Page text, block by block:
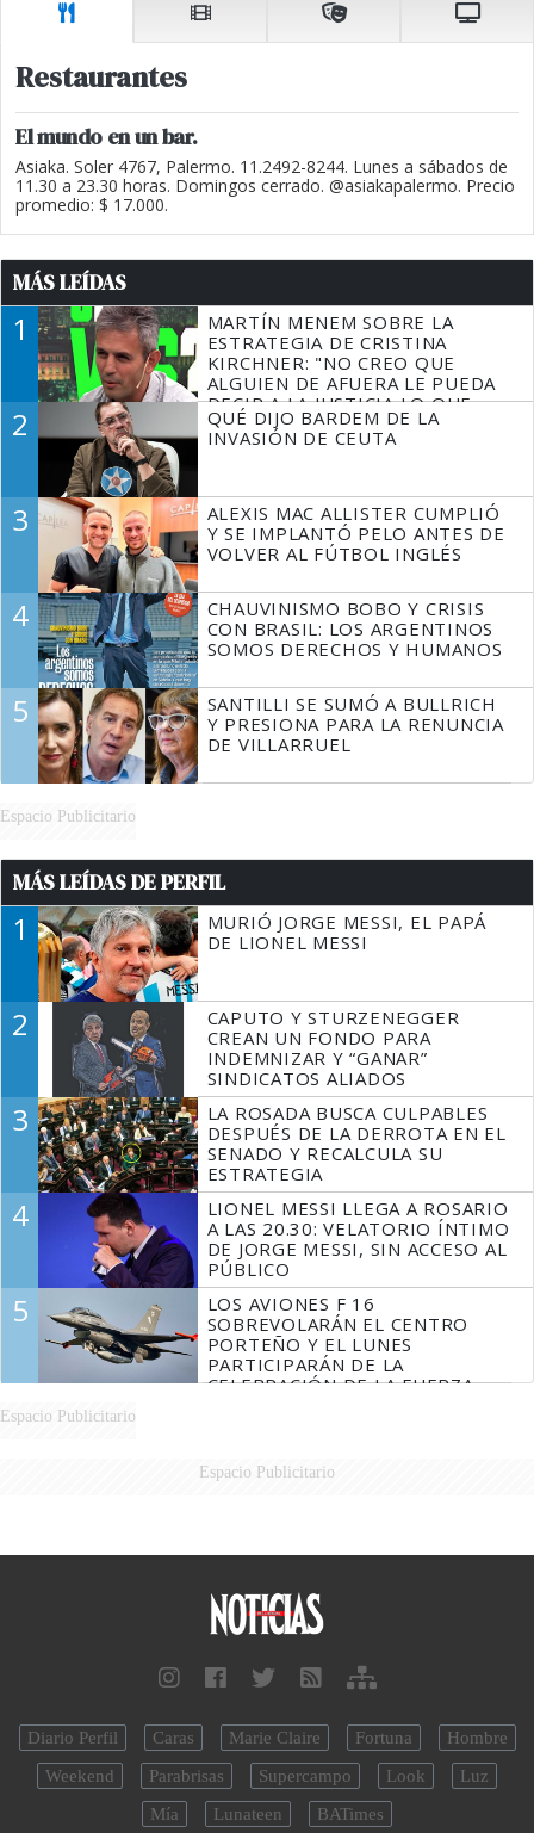
Restaurantes
El mundo en un bar.
Asiaka. Soler 4767, Palermo. 11.2492-8244. Lunes a sábados de
11.30 a 23.30 horas. Domingos cerrado. @asiakapalermo. Precio
promedio: $ 17.000.
MÁS LEÍDAS
1
MARTÍN MENEM SOBRE LA
ESTRATEGIA DE CRISTINA
KIRCHNER: "NO CREO QUE
ALGUIEN DE AFUERA LE PUEDA
DECIR A LA JUSTICIA LO QUE
TIENE QUE HACER"
2
QUÉ DIJO BARDEM DE LA
INVASIÓN DE CEUTA
3
ALEXIS MAC ALLISTER CUMPLIÓ
Y SE IMPLANTÓ PELO ANTES DE
VOLVER AL FÚTBOL INGLÉS
4
CHAUVINISMO BOBO Y CRISIS
CON BRASIL: LOS ARGENTINOS
SOMOS DERECHOS Y HUMANOS
5
SANTILLI SE SUMÓ A BULLRICH
Y PRESIONA PARA LA RENUNCIA
DE VILLARRUEL
Espacio Publicitario
MÁS LEÍDAS DE PERFIL
1
MURIÓ JORGE MESSI, EL PAPÁ
DE LIONEL MESSI
2
CAPUTO Y STURZENEGGER
CREAN UN FONDO PARA
INDEMNIZAR Y “GANAR”
SINDICATOS ALIADOS
3
LA ROSADA BUSCA CULPABLES
DESPUÉS DE LA DERROTA EN EL
SENADO Y RECALCULA SU
ESTRATEGIA
4
LIONEL MESSI LLEGA A ROSARIO
A LAS 20.30: VELATORIO ÍNTIMO
DE JORGE MESSI, SIN ACCESO AL
PÚBLICO
5
LOS AVIONES F 16
SOBREVOLARÁN EL CENTRO
PORTEÑO Y EL LUNES
PARTICIPARÁN DE LA
CELEBRACIÓN DE LA FUERZA
Espacio Publicitario
Espacio Publicitario
Diario Perfil Caras Marie Claire Fortuna
Hombre
Weekend
Parabrisas Supercampo Look
Luz
Mía
Lunateen BATimes